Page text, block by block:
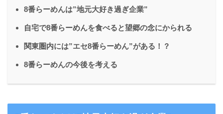
8番らーめんは”地元大好き過ぎ企業”
自宅で8番らーめんを食べると望郷の念にかられる
関東圏内には”エセ8番らーめん”がある！？
8番らーめんの今後を考える